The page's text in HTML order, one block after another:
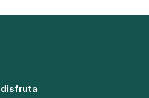
disfruta